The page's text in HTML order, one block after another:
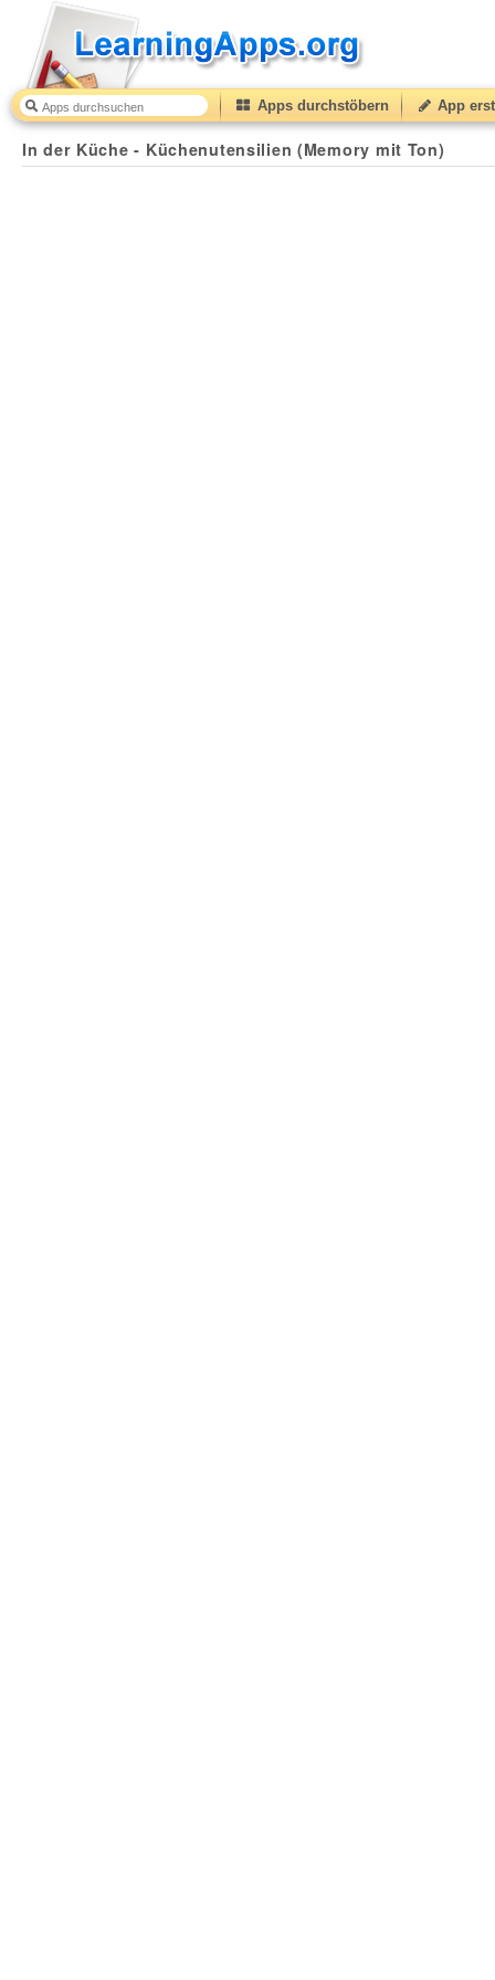
Apps durchstöbern App
In der Küche - Küchenutensilien (Memory mit Ton)